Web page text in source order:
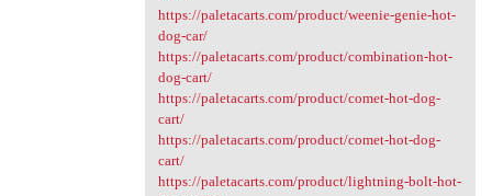
https://paletacarts.com/product/weenie-genie-hot-
dog-car/
https://paletacarts.com/product/combination-hot-
dog-cart/
https://paletacarts.com/product/comet-hot-dog-
cart/
https://paletacarts.com/product/comet-hot-dog-
cart/
https://paletacarts.com/product/lightning-bolt-hot-